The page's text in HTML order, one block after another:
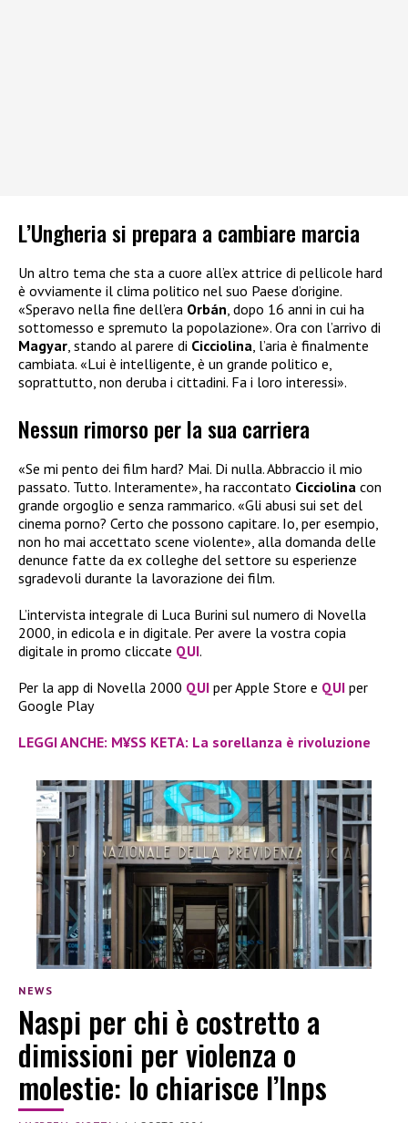
L’Ungheria si prepara a cambiare marcia
Un altro tema che sta a cuore all’ex attrice di pellicole hard
è ovviamente il clima politico nel suo Paese d’origine.
«Speravo nella fine dell’era Orbán, dopo 16 anni in cui ha
sottomesso e spremuto la popolazione». Ora con l’arrivo di
Magyar, stando al parere di Cicciolina, l’aria è finalmente
cambiata. «Lui è intelligente, è un grande politico e,
soprattutto, non deruba i cittadini. Fa i loro interessi».
Nessun rimorso per la sua carriera
«Se mi pento dei film hard? Mai. Di nulla. Abbraccio il mio
passato. Tutto. Interamente», ha raccontato Cicciolina con
grande orgoglio e senza rammarico. «Gli abusi sui set del
cinema porno? Certo che possono capitare. Io, per esempio,
non ho mai accettato scene violente», alla domanda delle
denunce fatte da ex colleghe del settore su esperienze
sgradevoli durante la lavorazione dei film.
L’intervista integrale di Luca Burini sul numero di Novella
2000, in edicola e in digitale. Per avere la vostra copia
digitale in promo cliccate QUI.
Per la app di Novella 2000 QUI per Apple Store e QUI per
Google Play
LEGGI ANCHE: M¥SS KETA: La sorellanza è rivoluzione
NEWS
Naspi per chi è costretto a
dimissioni per violenza o
molestie: lo chiarisce l’Inps